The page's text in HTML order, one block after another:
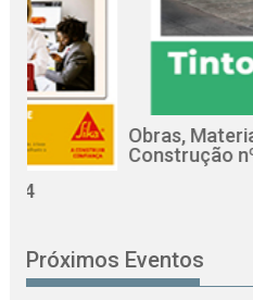
Obras, Materiais e
Construção nº 165
Próximos Eventos